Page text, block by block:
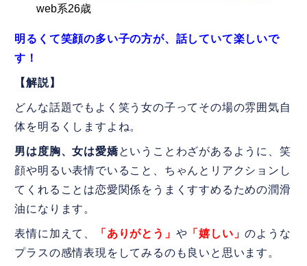
web系26歳
明るくて笑顔の多い子の方が、話していて楽しいで
す！
【解説】
どんな話題でもよく笑う女の子ってその場の雰囲気自
体を明るくしますよね。
男は度胸、女は愛嬌ということわざがあるように、笑
顔や明るい表情でいること、ちゃんとリアクションし
てくれることは恋愛関係をうまくすすめるための潤滑
油になります。
表情に加えて、 「ありがとう」 や 「嬉しい」のような
プラスの感情表現をしてみるのも良いと思います。